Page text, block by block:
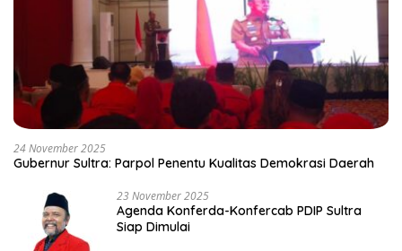
24 November 2025
Gubernur Sultra: Parpol Penentu Kualitas Demokrasi Daerah
23 November 2025
Agenda Konferda-Konfercab PDIP Sultra
Siap Dimulai